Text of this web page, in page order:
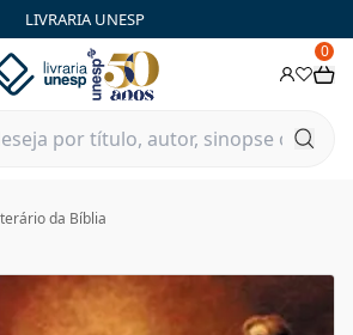
LIVRARIA UNESP
0
da Bíblia